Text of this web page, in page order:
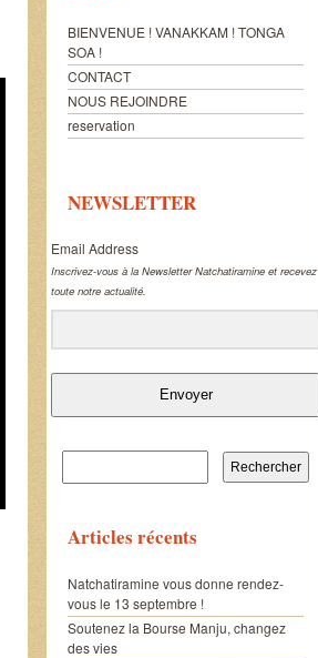
BIENVENUE ! VANAKKAM ! TONGA
SOA !
CONTACT
NOUS REJOINDRE
reservation
NEWSLETTER
Email Address
Inscrivez-vous à la Newsletter Natchatiramine et recevez
toute notre actualité.
Envoyer
Rechercher :
Articles récents
Natchatiramine vous donne rendez-
vous le 13 septembre !
Soutenez la Bourse Manju, changez
des vies